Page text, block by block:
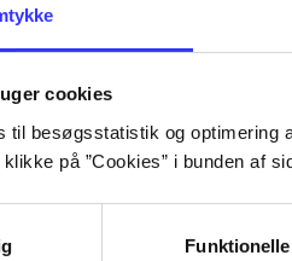
cookies
til besøgsstatistik og
på ”Cookies” i bunden af
Funktionelle